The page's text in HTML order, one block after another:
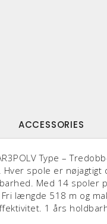
ACCESSORIES
Type –
Hver spole er
Med 14 spoler
Fri længde 518 m og
1 års